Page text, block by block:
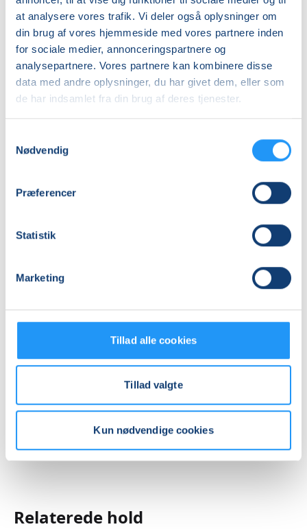
at analysere vores trafik. Vi deler også oplysninger om
din brug af vores hjemmeside med vores partnere inden
for sociale medier, annonceringspartnere og
analysepartnere. Vores partnere kan kombinere disse
data med andre oplysninger, du har givet dem, eller som
de har indsamlet fra din brug af deres tjenester.
Nødvendig
Præferencer
Statistik
Marketing
Tillad alle cookies
Tillad valgte
Kun nødvendige cookies
Historien viser, hvordan fortællinger og fantasi kan
give mening – selv i en hård virkelighed.
Priser
Almen
DKK 500,00
Info
266045
fredag 13.11.2026, kl. 18.00 - 21.30
1mødegang
LOF - Huset - Nykøbing F., Vestensborg Allé 1, 3. (oven
Se på kort
Praktiske oplysninger
Relaterede hold